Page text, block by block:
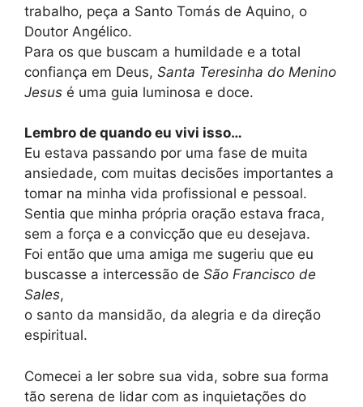
trabalho, peça a Santo Tomás de Aquino, o
Doutor Angélico.
Para os que buscam a humildade e a total
confiança em Deus, Santa Teresinha do Menino
Jesus é uma guia luminosa e doce.
Lembro de quando eu vivi isso…
Eu estava passando por uma fase de muita
ansiedade, com muitas decisões importantes a
tomar na minha vida profissional e pessoal.
Sentia que minha própria oração estava fraca,
sem a força e a convicção que eu desejava.
Foi então que uma amiga me sugeriu que eu
buscasse a intercessão de São Francisco de
Sales,
o santo da mansidão, da alegria e da direção
espiritual.
Comecei a ler sobre sua vida, sobre sua forma
tão serena de lidar com as inquietações do